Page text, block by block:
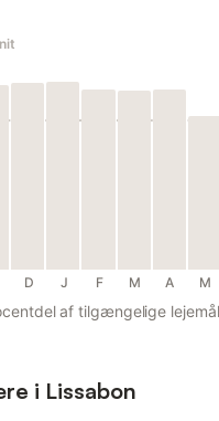
D J F M A M
af tilgængelige lejemål
i Lissabon